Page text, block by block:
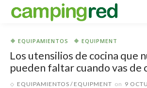
EQUIPAMIENTOS EQUIPMENT
Los utensilios de cocina que
pueden faltar cuando vas de
EQUIPAMIENTOS EQUIPMENT on 9